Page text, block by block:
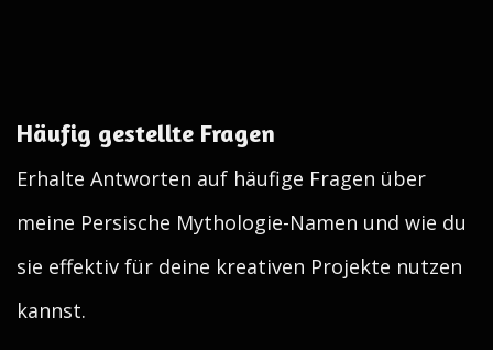
Häufig gestellte Fragen
Erhalte Antworten auf häufige Fragen über
meine Persische Mythologie-Namen und wie du
sie effektiv für deine kreativen Projekte nutzen
kannst.